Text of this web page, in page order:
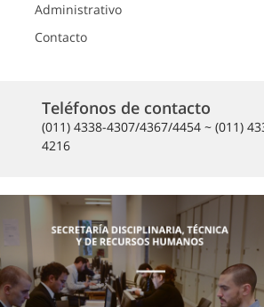
Administrativo
Contacto
Teléfonos de contacto
(011) 4338-4307/4367/4454 ~ (011)
4216